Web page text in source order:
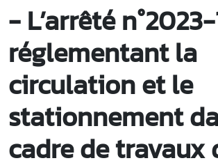
- L’arrêté
réglementant la
circulation et le
stationnement
cadre de travaux